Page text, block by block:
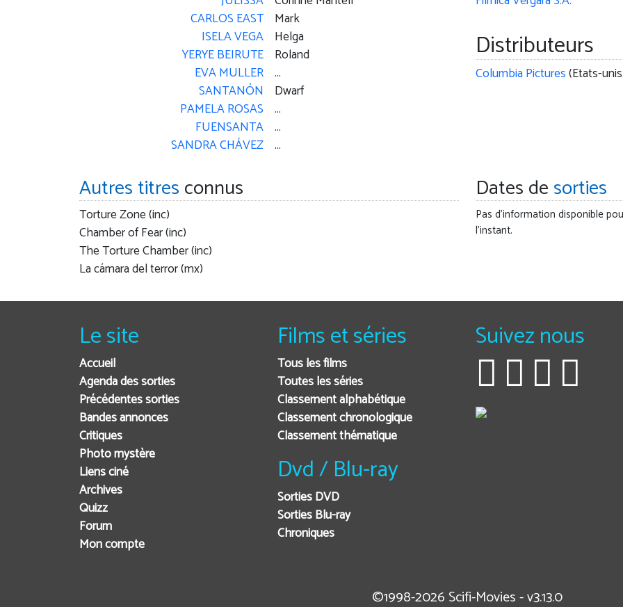
CARLOS EAST
ISELA VEGA
YERYE BEIRUTE
EVA MULLER
SANTANÓN
PAMELA ROSAS
FUENSANTA
SANDRA CHÁVEZ
Mark
Helga
Roland
...
Dwarf
...
...
...
Distributeurs
Columbia Pictures(Etats-
Autres titresconnus
Torture Zone (inc)
Chamber of Fear (inc)
The Torture Chamber (inc)
La cámara del terror (mx)
Dates desorties
Pas d'information disponible
l'instant.
Le site
Accueil
Agenda des sorties
Précédentes sorties
Bandes annonces
Critiques
Photo mystère
Liens ciné
Archives
Quizz
Forum
Mon compte
Films et séries
Tous les films
Toutes les séries
Classement alphabétique
Classement chronologique
Classement thématique
Dvd / Blu-ray
Sorties DVD
Sorties Blu-ray
Chroniques
Suivez nous
©1998-2026 Scifi-Movies - v3.13.0